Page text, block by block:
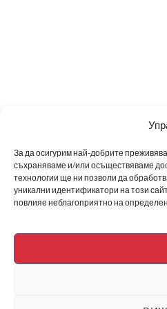
За да осигурим най-добрите
съхраняваме и/или осъществяваме
технологии ще ни позволи да
уникални идентификатори на този
повлияе неблагоприятно на